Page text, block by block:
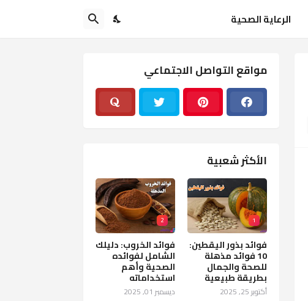
الرعاية الصحية
مواقع التواصل الاجتماعي
الأكثر شعبية
1
فوائد بذور اليقطين:
10 فوائد مذهلة
للصحة والجمال
بطريقة طبيعية
أكتوبر 25, 2025
2
فوائد الخروب: دليلك
الشامل لفوائده
الصحية وأهم
استخداماته
ديسمبر 01, 2025